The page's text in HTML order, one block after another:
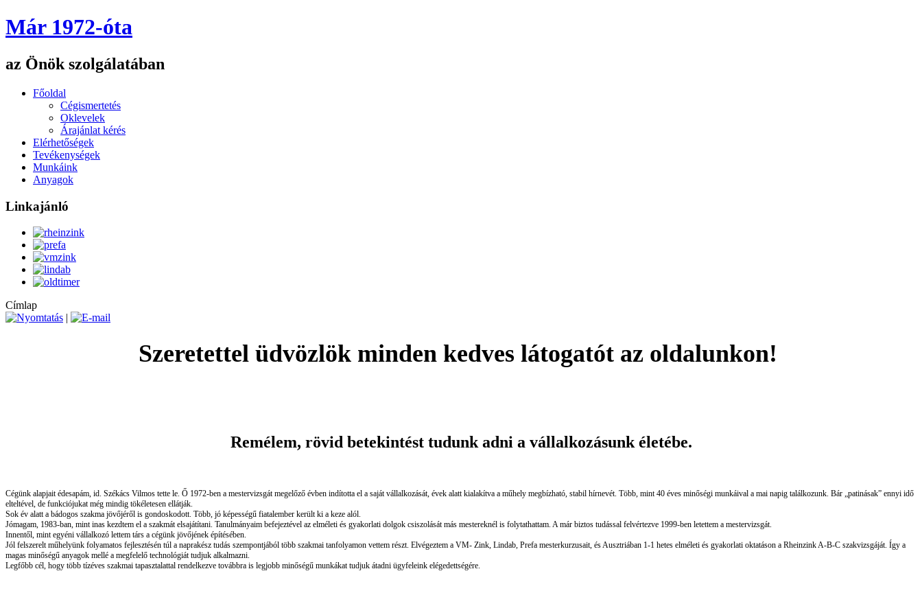
Már 1972-óta
az Önök szolgálatában
Főoldal
Cégismertetés
Oklevelek
Árajánlat kérés
Elérhetőségek
Tevékenységek
Munkáink
Anyagok
Linkajánló
Címlap
|
Szeretettel üdvözlök minden kedves látogatót az oldalunkon!
Remélem, rövid betekintést tudunk adni a vállalkozásunk életébe.
Cégünk alapjait édesapám, id. Székács Vilmos tette le. Ő 1972-ben a mestervizsgát megelőző évben indította el a saját vállalkozását, évek alatt kialakítva a műhely megbízható, stabil hírnevét. Több, mint 40 éves minőségi munkáival a mai napig találkozunk. Bár „patinásak” ennyi idő
elteltével, de funkciójukat még mindig tökéletesen ellátják.
Sok év alatt a bádogos szakma jövőjéről is gondoskodott. Több, jó képességű fiatalember került ki a keze alól.
Jómagam, 1983-ban, mint inas kezdtem el a szakmát elsajátítani. Tanulmányaim befejeztével az elméleti és gyakorlati dolgok csiszolását más mestereknél is folytathattam. A már biztos tudással felvértezve 1999-ben letettem a mestervizsgát.
Innentől, mint egyéni vállalkozó lettem társ a cégünk jövőjének építésében.
Jól felszerelt műhelyünk folyamatos fejlesztésén túl a naprakész tudás szempontjából több szakmai tanfolyamon vettem részt. Elvégeztem a VM- Zink, Lindab, Prefa mesterkurzusait, és Ausztriában 1-1 hetes elméleti és gyakorlati oktatáson a Rheinzink A-B-C szakvizsgáját. Így a
magas minőségű anyagok mellé a megfelelő technológiát tudjuk alkalmazni.
Legfőbb cél, hogy több tízéves szakmai tapasztalattal rendelkezve továbbra is legjobb minőségű munkákat tudjuk átadni ügyfeleink elégedettségére.